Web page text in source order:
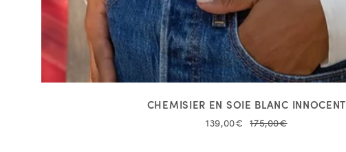
CHEMISIER EN SOIE BLANC INNOCENT
139,00€ 175,00€